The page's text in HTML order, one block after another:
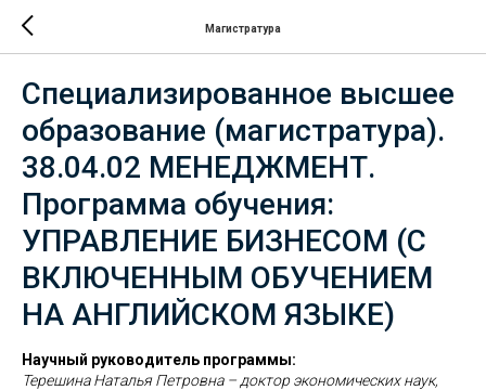
Магистратура
Специализированное высшее
образование (магистратура).
38.04.02 МЕНЕДЖМЕНТ.
Программа обучения:
УПРАВЛЕНИЕ БИЗНЕСОМ (С
ВКЛЮЧЕННЫМ ОБУЧЕНИЕМ
НА АНГЛИЙСКОМ ЯЗЫКЕ)
Научный руководитель программы:
Терешина Наталья Петровна – доктор экономических наук,